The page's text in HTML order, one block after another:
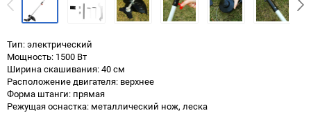
Тип: электрический
Мощность: 1500 Вт
Ширина скашивания: 40 см
Расположение двигателя: верхнее
Форма штанги: прямая
Режущая оснастка: металлический нож, леска